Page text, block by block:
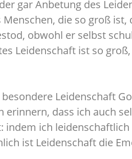
gar Anbetung des
die so groß ist,
obwohl er selbst
Leidenschaft ist so
Leidenschaft
dass ich auch
ich
ist Leidenschaft die